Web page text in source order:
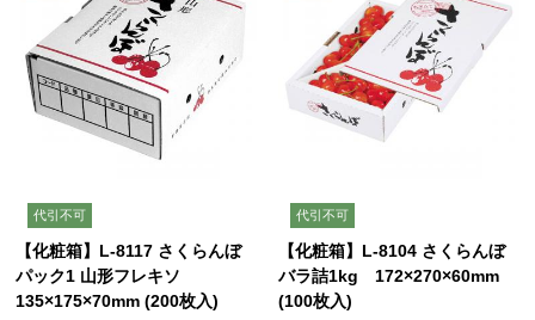
代引不可
【化粧箱】L-8117 さくらんぼ
パック1 山形フレキソ
135×175×70mm (200枚入)
代引不可
【化粧箱】L-8104 さくらんぼ
バラ詰1kg 172×270×60mm
(100枚入)